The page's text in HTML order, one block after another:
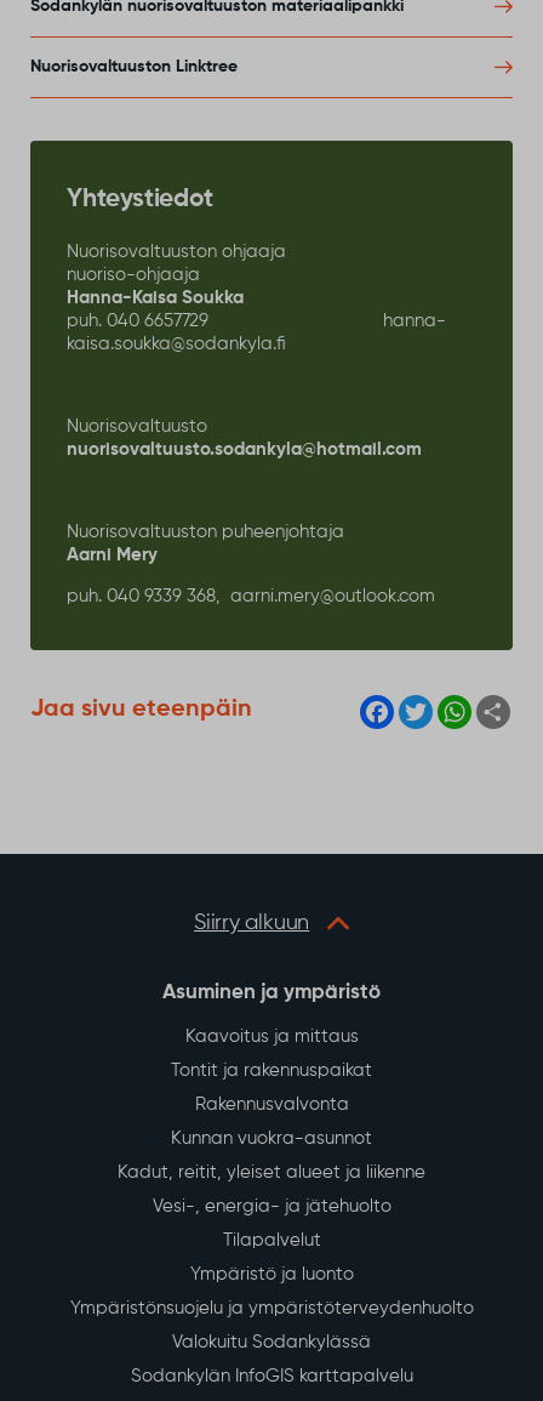
Sodankylän nuorisovaltuuston materiaalipankki
Nuorisovaltuuston Linktree
Yhteystiedot
Nuorisovaltuuston ohjaaja
nuoriso-ohjaaja
Hanna-Kaisa Soukka
puh. 040 6657729
hanna-
kaisa.soukka@sodankyla.fi
Nuorisovaltuusto
nuorisovaltuusto.sodankyla@hotmail.com
Nuorisovaltuuston puheenjohtaja
Aarni Mery
puh. 040 9339 368, aarni.mery@outlook.com
Jaa sivu eteenpäin
F
a
T
w
W
h
Siirry alkuun
Asuminen ja ympäristö
Kaavoitus ja mittaus
Tontit ja rakennuspaikat
Rakennusvalvonta
Kunnan vuokra-asunnot
Kadut, reitit, yleiset alueet ja liikenne
Vesi-, energia- ja jätehuolto
Tilapalvelut
Ympäristö ja luonto
Ympäristönsuojelu ja ympäristöterveydenhuolto
Valokuitu Sodankylässä
Sodankylän InfoGIS karttapalvelu